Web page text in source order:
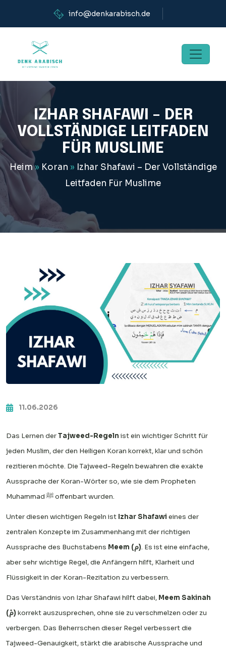
info@denkarabisch.de
IZHAR SHAFAWI – DER
VOLLSTÄNDIGE LEITFADEN
FÜR MUSLIME
Heim» Koran » Izhar Shafawi – Der Vollständige
Leitfaden Für Muslime
11.06.2026
Das Lernen derTajweed-Regeln ist ein wichtiger Schritt für
jeden Muslim, der den Heiligen Koran korrekt, klar und schön
rezitieren möchte. Die Tajweed-Regeln bewahren die exakte
Aussprache der Koran-Wörter so, wie sie dem Propheten
Muhammad ﷺ offenbart wurden.
Unter diesen wichtigen Regeln ist Izhar Shafawieines der
zentralen Konzepte im Zusammenhang mit der richtigen
Aussprache des Buchstabens
Meem (م). Es ist eine einfache,
aber sehr wichtige Regel, die Anfängern hilft, Klarheit und
Flüssigkeit in der Koran-Rezitation zu verbessern.
Das Verständnis von Izhar Shafawi hilft dabei, Meem Sakinah
(مْ) korrekt auszusprechen, ohne sie zu verschmelzen oder zu
verbergen. Das Beherrschen dieser Regel verbessert die
Tajweed-Genauigkeit, stärkt die arabische Aussprache und